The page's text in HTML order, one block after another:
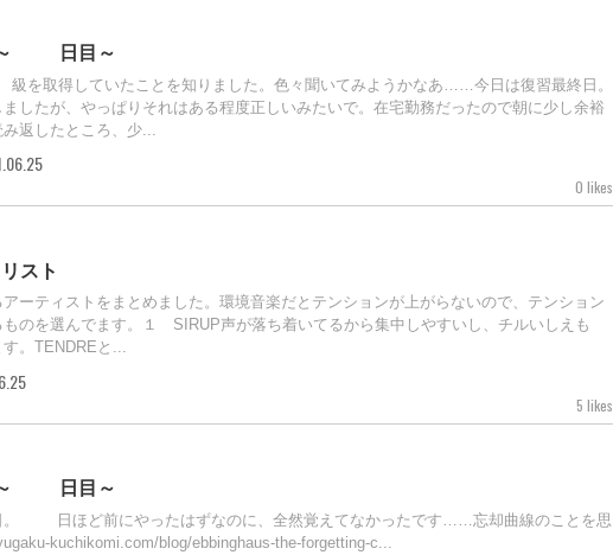
16日目～
を取得していたことを知りました。色々聞いてみようかなあ……今日は復習最終日。
したが、やっぱりそれはある程度正しいみたいで。在宅勤務だったので朝に少し余裕
返したところ、少...
0 likes
スト
ーティストをまとめました。環境音楽だとテンションが上がらないので、テンション
ものを選んでます。１ SIRUP声が落ち着いてるから集中しやすいし、チルいしえも
。TENDREと...
5 likes
15日目～
。10日ほど前にやったはずなのに、全然覚えてなかったです……忘却曲線のことを思
kuchikomi.com/blog/ebbinghaus-the-forgetting-c...